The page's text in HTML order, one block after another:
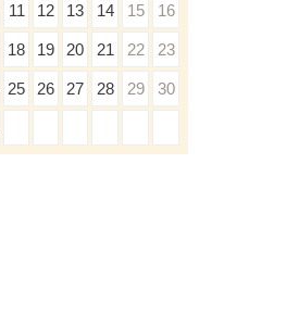
11 12 13 14 15 16
18 19 20 21 22 23
25 26 27 28 29 30